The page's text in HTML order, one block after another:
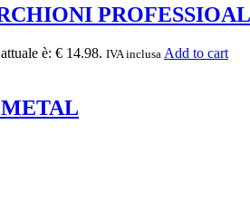
è: € 14.98. IVA inclusa Add to cart
METAL